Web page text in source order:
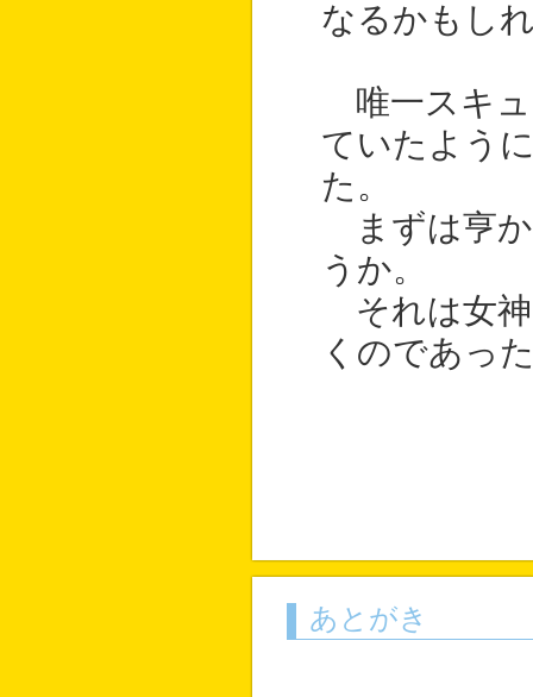
なるかもし
唯一スキュ
ていたよう
た。
まずは亨か
うか。
それは女神
くのであっ
あとがき